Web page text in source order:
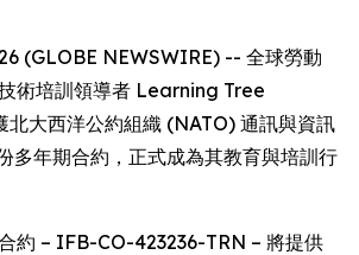
(GLOBE NEWSWIRE) -- 全球勞動
術培訓領導者 Learning Tree
大西洋公約組織 (NATO) 通訊與資訊
多年期合約，正式成為其教育與培訓行
約 – IFB-CO-423236-TRN – 將提供